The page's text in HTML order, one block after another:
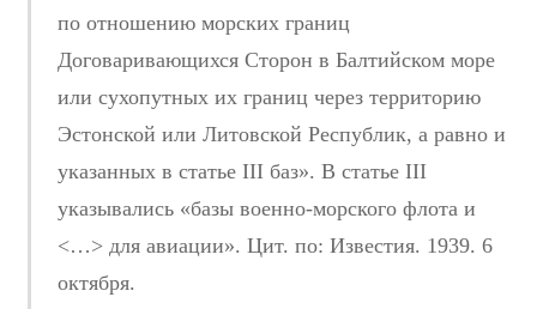
по отношению морских границ
Договаривающихся Сторон в Балтийском море
или сухопутных их границ через территорию
Эстонской или Литовской Республик, а равно и
указанных в статье III баз». В статье III
указывались «базы военно-морского флота и
<…> для авиации». Цит. по: Известия. 1939. 6
октября.